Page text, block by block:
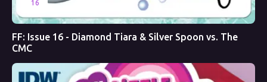
16
FF: Issue 16 - Diamond Tiara & Silver Spoon vs. The
CMC